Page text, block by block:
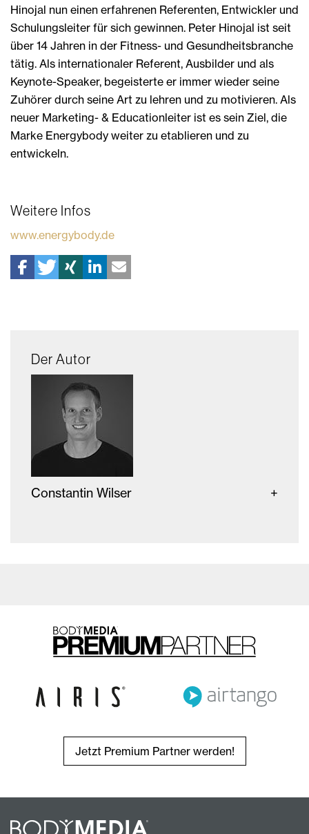
Hinojal nun einen erfahrenen Referenten, Entwickler und
Schulungsleiter für sich gewinnen. Peter Hinojal ist seit
über 14 Jahren in der Fitness- und Gesundheitsbranche
tätig. Als internationaler Referent, Ausbilder und als
Keynote-Speaker, begeisterte er immer wieder seine
Zuhörer durch seine Art zu lehren und zu motivieren. Als
neuer Marketing- & Educationleiter ist es sein Ziel, die
Marke Energybody weiter zu etablieren und zu
entwickeln.
Weitere Infos
www.energybody.de
Der Autor
Constantin Wilser
Jetzt Premium Partner werden!